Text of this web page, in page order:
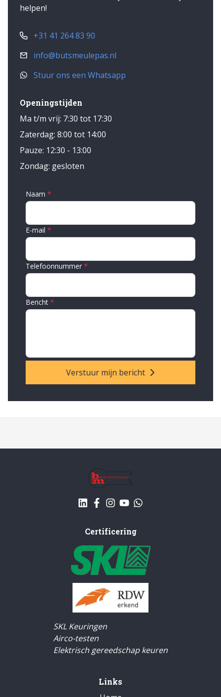
helpen!
+31 41 264 83 90
info@butsmeulepas.nl
Stuur ons een Whatsapp
Openingstijden
Ma t/m vrij: 7:30 tot 17:30
Zaterdag: 8:00 tot 14:00
Pauze: 12:30 - 13:00
Zondag: gesloten
Naam
E-mail
Telefoonnummer
Bericht
Verstuur mijn bericht
Certificering
SKL Keuringen
Airco-testen
Elektrisch gereedschap keuren
Links